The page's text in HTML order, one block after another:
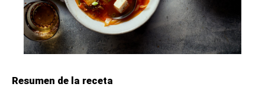
Resumen de la receta